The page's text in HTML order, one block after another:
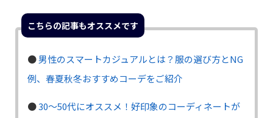
こちらの記事もオススメです
●男性のスマートカジュアルとは？服の選び方とNG
例、春夏秋冬おすすめコーデをご紹介
●30〜50代にオススメ！好印象のコーディネートが